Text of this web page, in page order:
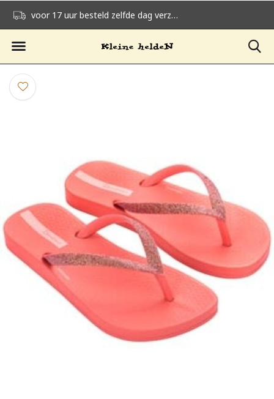
voor 17 uur besteld zelfde dag verzonden